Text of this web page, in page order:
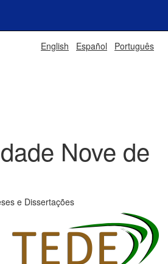
English Español Português
Nove de
e Dissertações